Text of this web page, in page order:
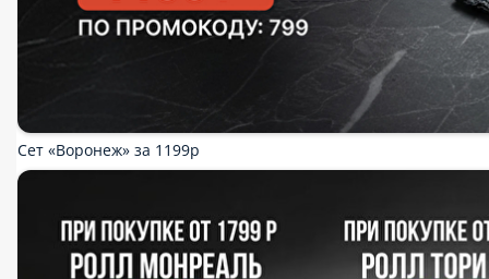
Сет «Воронеж» за 1199р